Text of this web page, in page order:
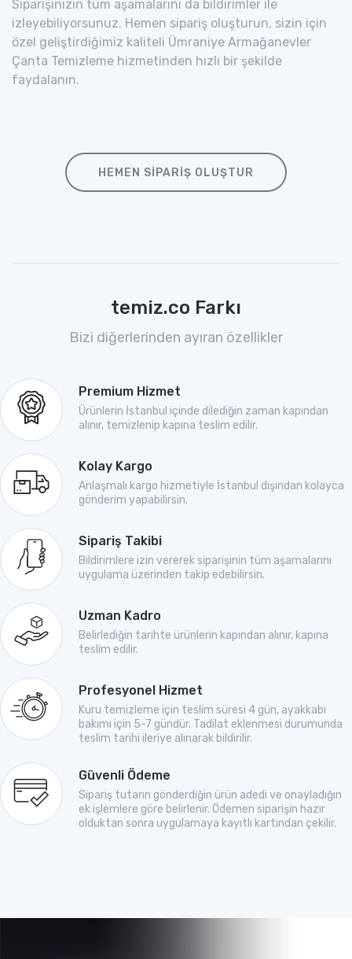
Siparişinizin tüm aşamalarını da bildirimler ile
izleyebiliyorsunuz. Hemen sipariş oluşturun, sizin için
özel geliştirdiğimiz kaliteli Ümraniye Armağanevler
Çanta Temizleme hizmetinden hızlı bir şekilde
faydalanın.
HEMEN SIPARIŞ OLUŞTUR
temiz.co Farkı
Bizi diğerlerinden ayıran özellikler
Premium Hizmet
Ürünlerin İstanbul içinde dilediğin zaman kapından
alınır, temizlenip kapına teslim edilir.
Kolay Kargo
Anlaşmalı kargo hizmetiyle İstanbul dışından kolayca
gönderim yapabilirsin.
Sipariş Takibi
Bildirimlere izin vererek siparişinin tüm aşamalarını
uygulama üzerinden takip edebilirsin.
Uzman Kadro
Belirlediğin tarihte ürünlerin kapından alınır, kapına
teslim edilir.
Profesyonel Hizmet
Kuru temizleme için teslim süresi 4 gün, ayakkabı
bakımı için 5-7 gündür. Tadilat eklenmesi durumunda
teslim tarihi ileriye alınarak bildirilir.
Güvenli Ödeme
Sipariş tutarın gönderdiğin ürün adedi ve onayladığın
ek işlemlere göre belirlenir. Ödemen siparişin hazır
olduktan sonra uygulamaya kayıtlı kartından çekilir.